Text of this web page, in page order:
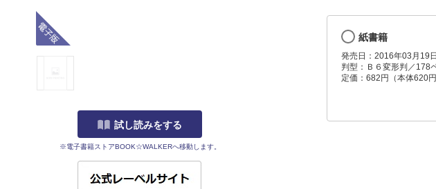
試し読みをする
※電子書籍ストアBOOK☆WALKERへ移動します。
紙書籍
発売日：2016年03月19日
判型：Ｂ６変形判／178
定価：682円（本体620円